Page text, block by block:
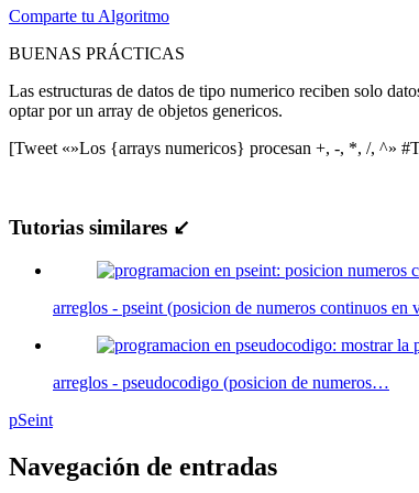
Comparte tu Algoritmo
BUENAS PRÁCTICAS
Las estructuras de datos de tipo numerico reciben solo
optar por un array de objetos genericos.
[Tweet «»Los {arrays numericos} procesan +, -, *, /, ^»
Tutorias similares ↙
arreglos - pseint (posicion de numeros continuos en
arreglos - pseudocodigo (posicion de numeros…
pSeint
Navegación de entradas